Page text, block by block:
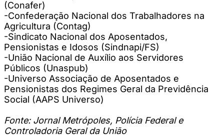
(Conafer)
-Confederação Nacional dos Trabalhadores na
Agricultura (Contag)
-Sindicato Nacional dos Aposentados,
Pensionistas e Idosos (Sindnapi/FS)
-União Nacional de Auxílio aos Servidores
Públicos (Unaspub)
-Universo Associação de Aposentados e
Pensionistas dos Regimes Geral da Previdência
Social (AAPS Universo)
Fonte: Jornal Metrópoles, Polícia Federal e
Controladoria Geral da União